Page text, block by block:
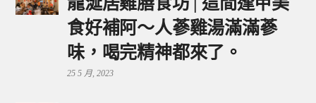
食好補阿～人蔘雞湯滿滿蔘
味，喝完精神都來了。
25 5 月, 2023